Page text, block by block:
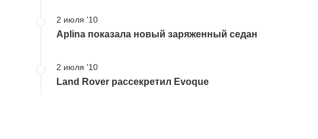
2 июля '10
Aplina показала новый заряженный седан
2 июля '10
Land Rover рассекретил Evoque